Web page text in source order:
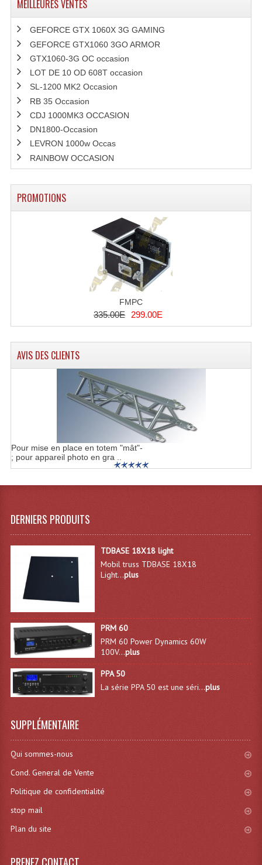
Lecteurs Cd À Plats Lecteur MP3
Lecteurs Double Cd Mixage Intégrée
Lecteurs Double Cd MP3
Digital Package Et Logiciel
Platines Cassettes
Limiteur De Niveau Sonore
Microphones Scène Et Studio
Microphones Filaires
Micro Sans Fil HF VHF 200MHZ
Microphones De Surface
Multi-Effets, Reverbes Etc...
Peripheriques Traitements Et Accessoires
Portes Voix Mégaphones
Samplers, Échantillonneurs
Table Mixages Et Contrôleurs & Consoles
Controleurs DJ USB / MP3
Consoles Sono Et Studio
Consoles Amplifiées
MEILLEURES VENTES
GEFORCE GTX 1060X 3G GAMING
GEFORCE GTX1060 3GO ARMOR
GTX1060-3G OC occasion
LOT DE 10 OD 608T occasion
SL-1200 MK2 Occasion
RB 35 Occasion
CDJ 1000MK3 OCCASION
DN1800-Occasion
LEVRON 1000w Occas
RAINBOW OCCASION
PROMOTIONS
FMPC
335.00E 299.00E
AVIS DES CLIENTS
Pour mise en place en totem "mât"-
; pour appareil photo en gra ..
DERNIERS PRODUITS
TDBASE 18X18 light
Mobil truss TDBASE 18X18
Light...plus
PRM 60
PRM 60 Power Dynamics 60W
100V...plus
PPA 50
La série PPA 50 est une séri...plus
SUPPLÉMENTAIRE
Qui sommes-nous
Cond. General de Vente
Politique de confidentialité
stop mail
Plan du site